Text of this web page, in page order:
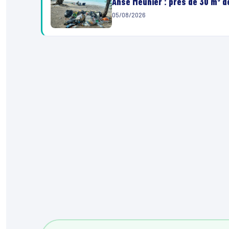
05/08/2026